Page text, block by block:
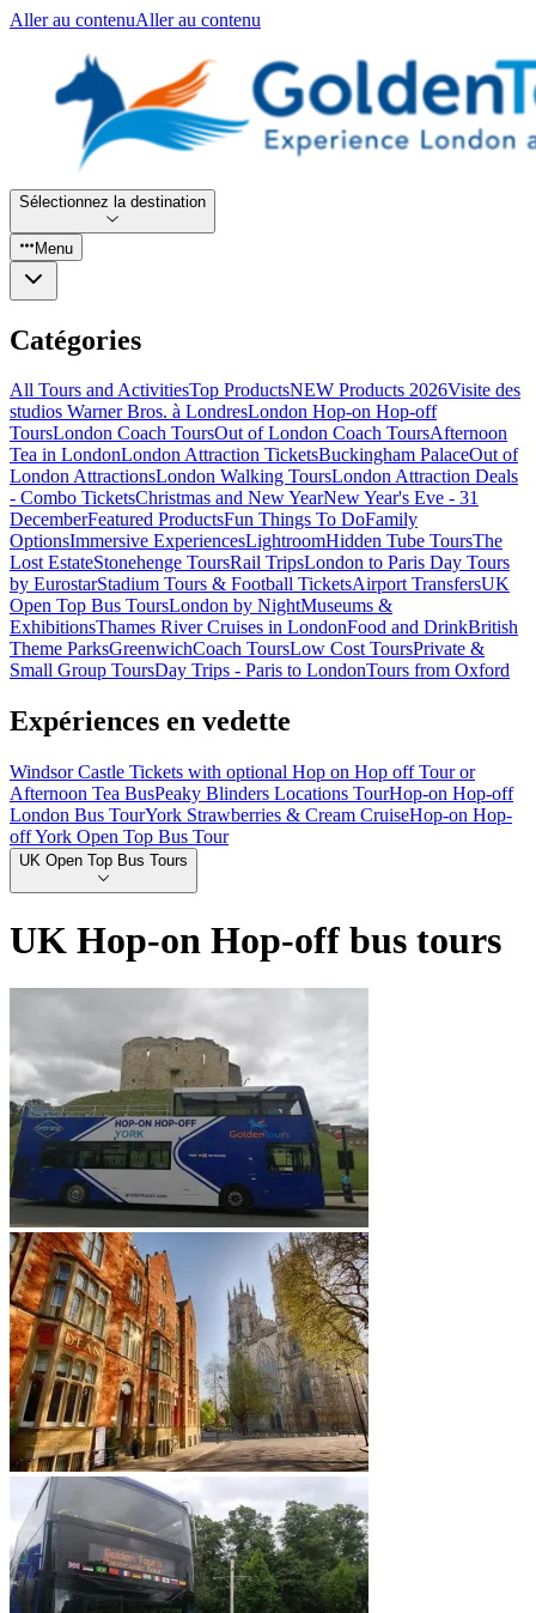
Aller au contenuAller au contenu
Sélectionnez la destination
Menu
Catégories
All Tours and ActivitiesTop ProductsNEW Products 2026Visite des
studios Warner Bros. à LondresLondon Hop-on Hop-off
ToursLondon Coach ToursOut of London Coach ToursAfternoon
Tea in LondonLondon Attraction TicketsBuckingham PalaceOut of
London AttractionsLondon Walking ToursLondon Attraction Deals
- Combo TicketsChristmas and New YearNew Year's Eve - 31
DecemberFeatured ProductsFun Things To DoFamily
OptionsImmersive ExperiencesLightroomHidden Tube ToursThe
Lost EstateStonehenge ToursRail TripsLondon to Paris Day Tours
by EurostarStadium Tours & Football TicketsAirport TransfersUK
Open Top Bus ToursLondon by NightMuseums &
ExhibitionsThames River Cruises in LondonFood and DrinkBritish
Theme ParksGreenwichCoach ToursLow Cost ToursPrivate &
Small Group ToursDay Trips - Paris to LondonTours from Oxford
Expériences en vedette
Windsor Castle Tickets with optional Hop on Hop off Tour or
Afternoon Tea BusPeaky Blinders Locations TourHop-on Hop-off
London Bus TourYork Strawberries & Cream CruiseHop-on Hop-
off York Open Top Bus Tour
UK Open Top Bus Tours
UK Hop-on Hop-off bus tours